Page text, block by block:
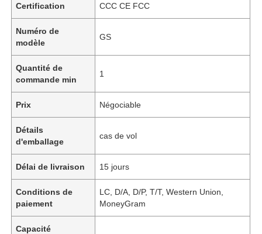
Certification CCC CE FCC
Numéro de
modèle
GS
Quantité de
commande min
1
Prix Négociable
Détails
d'emballage
cas de vol
Délai de livraison 15 jours
Conditions de
paiement
LC, D/A, D/P, T/T, Western Union,
MoneyGram
Capacité